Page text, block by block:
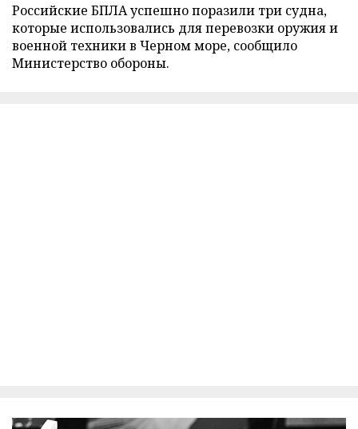
Российские БПЛА успешно поразили три судна,
которые использовались для перевозки оружия и
военной техники в Черном море, сообщило
Министерство обороны.